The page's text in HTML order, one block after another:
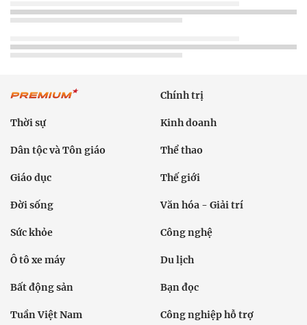
Chính trị
Thời sự Kinh doanh
Dân tộc và Tôn giáo Thể thao
Giáo dục Thế giới
Đời sống Văn hóa - Giải trí
Sức khỏe Công nghệ
Ô tô xe máy Du lịch
Bất động sản Bạn đọc
Tuần Việt Nam Công nghiệp hỗ trợ